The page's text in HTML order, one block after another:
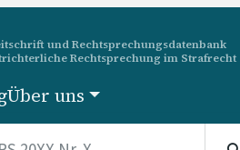
und Rechtsprechungsdatenbank
Rechtsprechung im Strafrecht
Über uns